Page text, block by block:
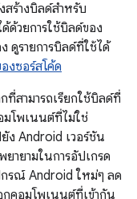
ร้างบิลด์สำหรับ
ด้วยการใช้บิลด์ของ
ดูรายการบิลด์ที่ใช้ได้
งซอร์สโค้ด
สามารถเรียกใช้บิลด์ที่
มโพเนนต์ที่ไม่ใช่
ง Android เวอร์ชัน
ยายามในการอัปเกรด
กรณ์ Android ใหม่ๆ ลด
คอมโพเนนต์ที่เข้ากัน